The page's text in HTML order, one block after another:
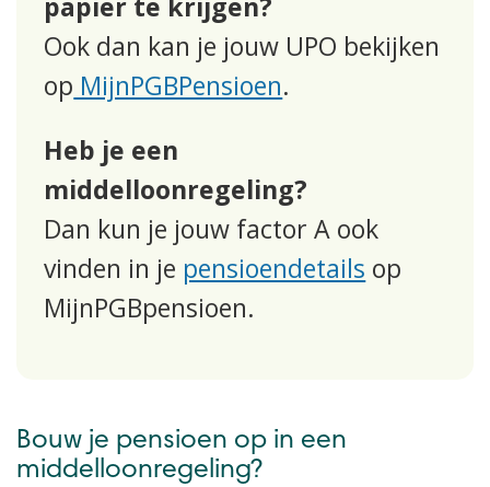
Ook dan kan je jouw UPO bekijken
op MijnPGBPensioen.
Heb je een
middelloonregeling?
Dan kun je jouw factor A ook
vinden in je pensioendetails op
MijnPGBpensioen.
Bouw je pensioen op in een
middelloonregeling?